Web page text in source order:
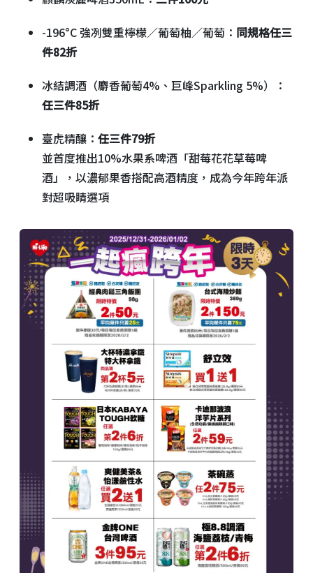
-196°C 強冽雙重檸檬／葡萄柚／葡萄： 同規格任三
件82折
冰結調酒（麝香葡萄4%、巨峰Sparkling 5%）：
任三件85折
臺虎精釀： 任三件79折
並首度推出10%水果系啤酒「甜莓花花草莓啤
酒」，以濃郁果香搭配高酒精度，成為今年跨年派
對超吸睛選項